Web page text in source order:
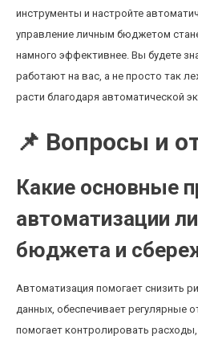
инструменты и настройте
управление личным бюджетом
намного эффективнее. Вы будете
работают на вас, а не просто так
расти благодаря автоматической
📌 Вопросы и
Какие основные
автоматизации
бюджета и
Автоматизация помогает снизить
данных, обеспечивает регулярные
помогает контролировать